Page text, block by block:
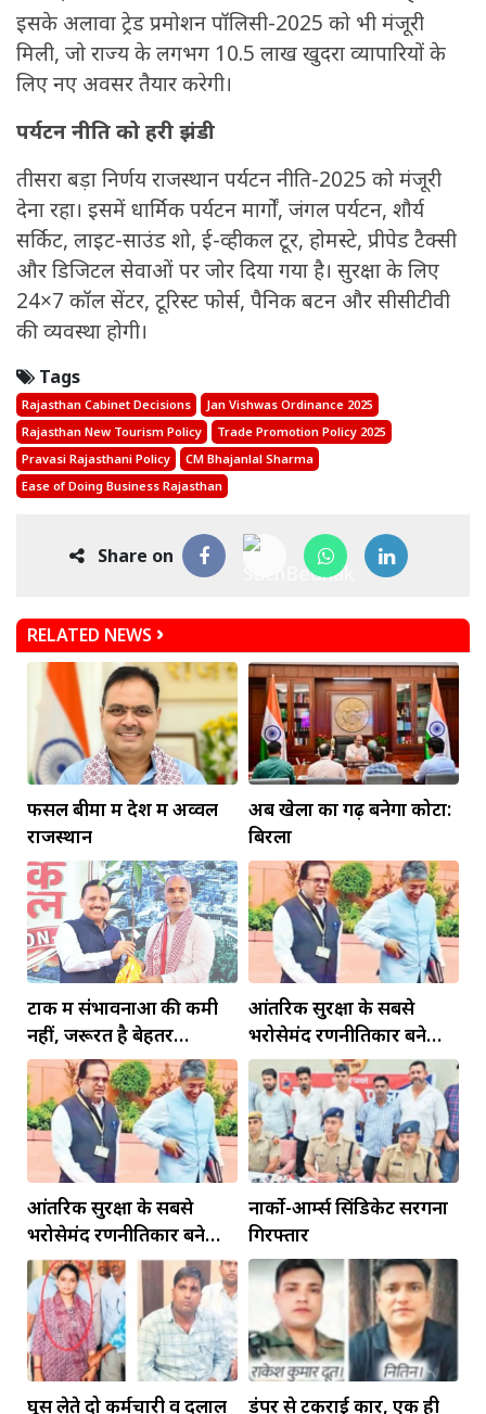
इसके अलावा ट्रेड प्रमोशन पॉलिसी-2025 को भी मंजूरी
मिली, जो राज्य के लगभग 10.5 लाख खुदरा व्यापारियों के
लिए नए अवसर तैयार करेगी।
पर्यटन नीति को हरी झंडी
तीसरा बड़ा निर्णय राजस्थान पर्यटन नीति-2025 को मंजूरी
देना रहा। इसमें धार्मिक पर्यटन मार्गों, जंगल पर्यटन, शौर्य
सर्किट, लाइट-साउंड शो, ई-व्हीकल टूर, होमस्टे, प्रीपेड टैक्सी
और डिजिटल सेवाओं पर जोर दिया गया है। सुरक्षा के लिए
24×7 कॉल सेंटर, टूरिस्ट फोर्स, पैनिक बटन और सीसीटीवी
की व्यवस्था होगी।
Tags
Rajasthan Cabinet Decisions
Jan Vishwas Ordinance 2025
Rajasthan New Tourism Policy
Trade Promotion Policy 2025
Pravasi Rajasthani Policy
CM Bhajanlal Sharma
Ease of Doing Business Rajasthan
Share on
RELATED NEWS
फसल बीमा में देश में अव्वल
राजस्थान
अब खेलों का गढ़ बनेगा कोटा:
बिरला
टोंक में संभावनाओं की कमी
नहीं, जरूरत है बेहतर
इंफ्रास्ट्रक्चर की
आंतरिक सुरक्षा के सबसे
भरोसेमंद रणनीतिकार बने
रहेंगे गोविंद मोहन
आंतरिक सुरक्षा के सबसे
भरोसेमंद रणनीतिकार बने
रहेंगे गोविंद मोहन
नार्को-आर्म्स सिंडिकेट सरगना
गिरफ्तार
घूस लेते दो कर्मचारी व दलाल डंपर से टकराई कार, एक ही